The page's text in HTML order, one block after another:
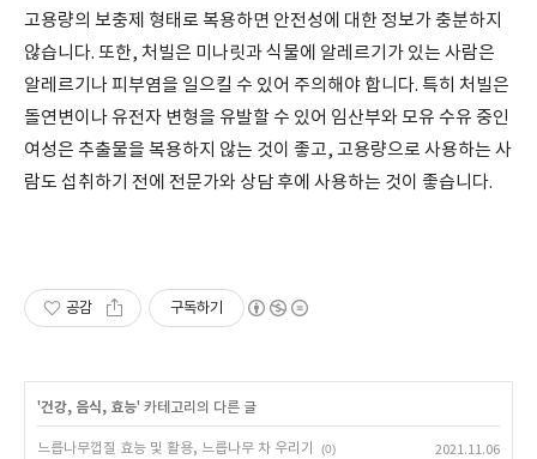
고용량의 보충제 형태로 복용하면 안전성에 대한 정보가 충분하지
않습니다. 또한, 처빌은 미나릿과 식물에 알레르기가 있는 사람은
알레르기나 피부염을 일으킬 수 있어 주의해야 합니다. 특히 처빌은
돌연변이나 유전자 변형을 유발할 수 있어 임산부와 모유 수유 중인
여성은 추출물을 복용하지 않는 것이 좋고, 고용량으로 사용하는 사
람도 섭취하기 전에 전문가와 상담 후에 사용하는 것이 좋습니다.
공감 구독하기
'건강, 음식, 효능' 카테고리의 다른 글
느릅나무껍질 효능 및 활용, 느릅나무 차 우리기 (0)
2021.11.06